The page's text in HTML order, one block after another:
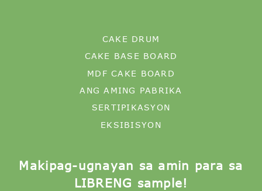
CAKE DRUM
CAKE BASE BOARD
MDF CAKE BOARD
ANG AMING PABRIKA
SERTIPIKASYON
EKSIBISYON
Makipag-ugnayan sa amin para sa
LIBRENG sample!